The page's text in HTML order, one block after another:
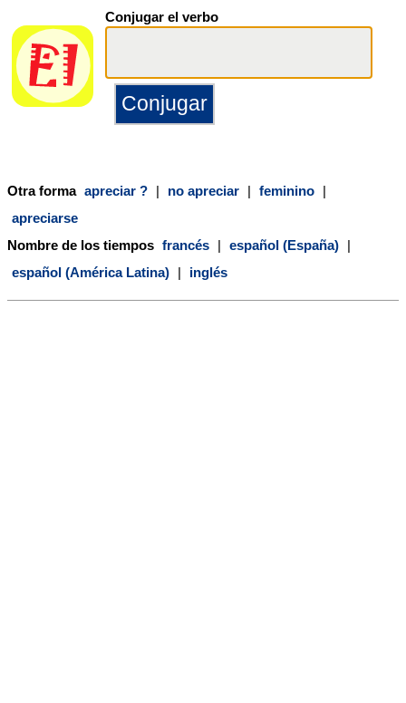
Conjugar el verbo
Otra forma apreciar ? | no apreciar | feminino |
apreciarse
Nombre de los tiempos francés | español (España) |
español (América Latina) | inglés